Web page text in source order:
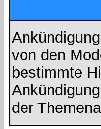
von den
bestimmte
der